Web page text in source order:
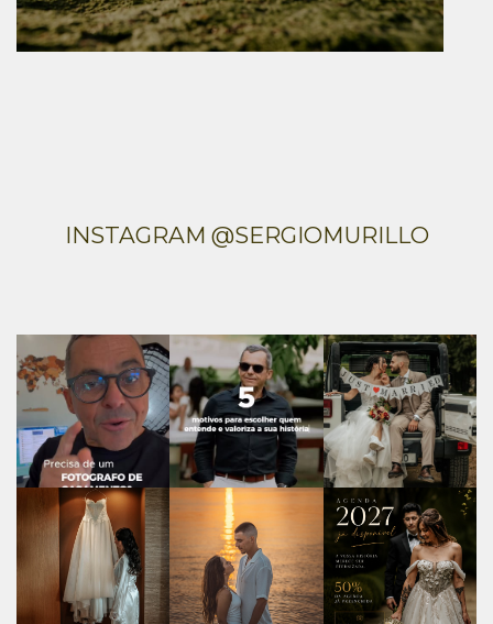
INSTAGRAM @SERGIOMURILLO